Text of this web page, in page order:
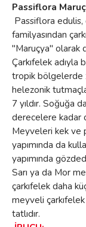
Passiflora
Passiflora
familyasından
"Maruçya" olarak
Çarkıfelek
tropik bölgelerde
helezonik
7 yıldır. Soğuğa
derecelere kadar
Meyveleri kek ve
yapımında da
yapımında
Sarı ya da Mor
çarkıfelek daha
meyveli
tatlıdır.